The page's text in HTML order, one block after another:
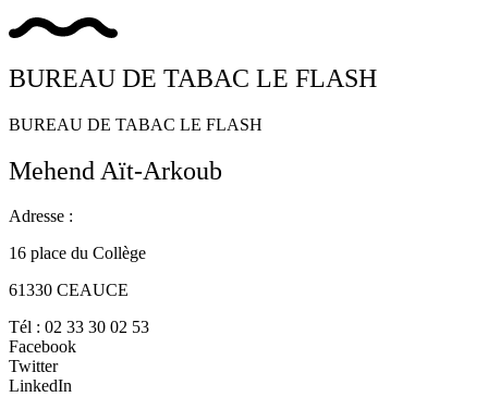
BUREAU DE TABAC LE FLASH
BUREAU DE TABAC LE FLASH
Mehend Aït-Arkoub
Adresse :
16 place du Collège
61330 CEAUCE
Tél : 02 33 30 02 53
Facebook
Twitter
LinkedIn